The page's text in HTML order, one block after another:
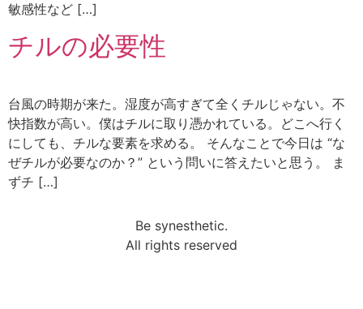
敏感性など […]
チルの必要性
台風の時期が来た。湿度が高すぎて全くチルじゃない。不
快指数が高い。僕はチルに取り憑かれている。どこへ行く
にしても、チルな要素を求める。 そんなことで今日は “な
ぜチルが必要なのか？” という問いに答えたいと思う。 ま
ずチ […]
Be synesthetic.
All rights reserved